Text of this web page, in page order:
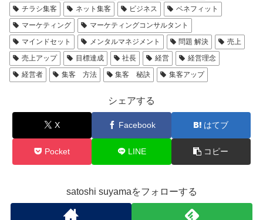
チラシ集客
ネット集客 ビジネス
ベネフィット
マーケティング
マーケティングコンサルタント
マインドセット
メンタルマネジメント 問題 解決
売上
売上アップ
目標達成 社長 経営
経営理念
経営者
集客 方法 集客 秘訣 集客アップ
シェアする
X Facebook はてブ
Pocket LINE コピー
satoshi suyamaをフォローする